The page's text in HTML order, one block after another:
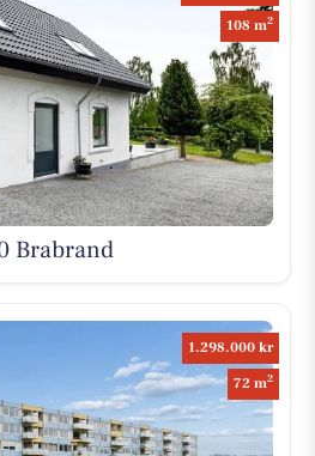
108 m2
Brabrand
1.298.000 kr
72 m2